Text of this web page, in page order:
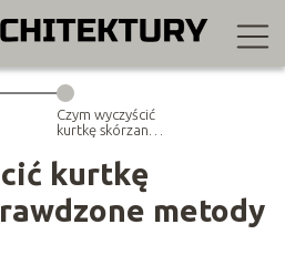
Czym wyczyścić
kurtkę skórzaną?
metody
pielęgnacji
kurtkę
metody